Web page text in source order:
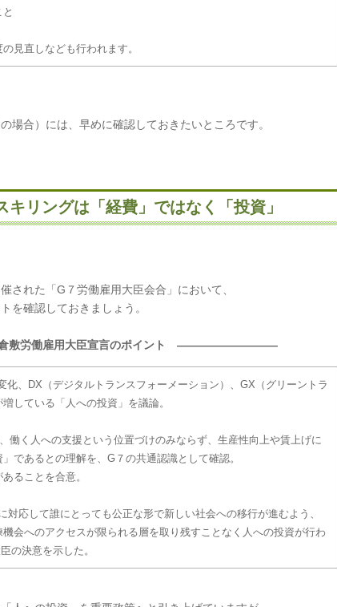
見直しなども行われます。
場合）には、早めに確認しておきたいところです。
リングは「経費」ではなく「投資」
された「G７労働雇用大臣会合」において、
を確認しておきましょう。
労働雇用大臣宣言のポイント ―――――――――
、DX（デジタルトランスフォーメーション）、GX（グリーントラ
している「人への投資」を議論。
く人への支援という位置づけのみならず、生産性向上や賃上げに
であるとの理解を、G７の共通認識として確認。
ることを合意。
応して誰にとっても公正な形で新しい社会への移行が進むよう、
会へのアクセスが限られる層を取り残すことなく人への投資が行わ
の決意を示した。